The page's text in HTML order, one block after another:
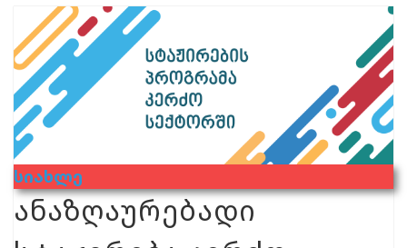
Სიახლე
ანაზღაურებადი